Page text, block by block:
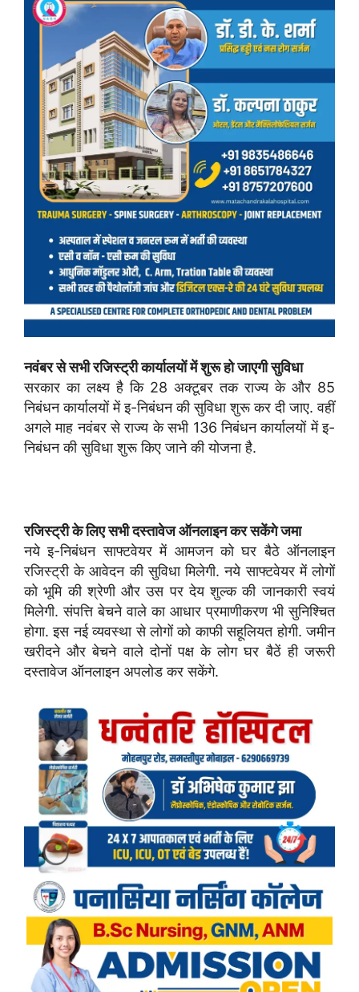
नवंबर से सभी रजिस्ट्री कार्यालयों में शुरू हो जाएगी सुविधा
सरकार का लक्ष्य है कि 28 अक्टूबर तक राज्य के और 85
निबंधन कार्यालयों में इ-निबंधन की सुविधा शुरू कर दी जाए. वहीं
अगले माह नवंबर से राज्य के सभी 136 निबंधन कार्यालयों में इ-
निबंधन की सुविधा शुरू किए जाने की योजना है.
रजिस्ट्री के लिए सभी दस्तावेज ऑनलाइन कर सकेंगे जमा
नये इ-निबंधन साफ्टवेयर में आमजन को घर बैठे ऑनलाइन
रजिस्ट्री के आवेदन की सुविधा मिलेगी. नये साफ्टवेयर में लोगों
को भूमि की श्रेणी और उस पर देय शुल्क की जानकारी स्वयं
मिलेगी. संपत्ति बेचने वाले का आधार प्रमाणीकरण भी सुनिश्चित
होगा. इस नई व्यवस्था से लोगों को काफी सहूलियत होगी. जमीन
खरीदने और बेचने वाले दोनों पक्ष के लोग घर बैठें ही जरूरी
दस्तावेज ऑनलाइन अपलोड कर सकेंगे.